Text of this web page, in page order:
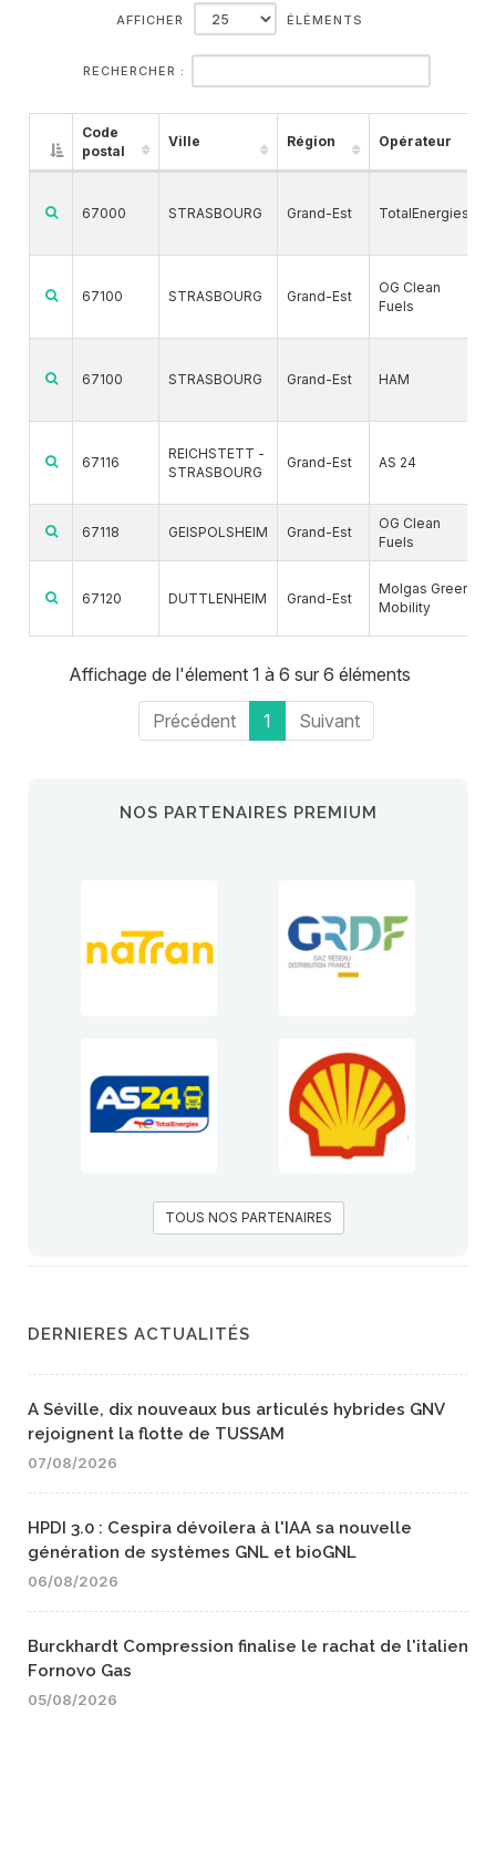
AFFICHER ÉLÉMENTS
RECHERCHER :
Code
postal
Ville Région Opérateur
67000 STRASBOURG Grand-Est TotalEnergies
67100 STRASBOURG Grand-Est
OG Clean
Fuels
67100 STRASBOURG Grand-Est HAM
67116
REICHSTETT -
STRASBOURG
Grand-Est AS 24
67118 GEISPOLSHEIM Grand-Est
OG Clean
Fuels
67120 DUTTLENHEIM Grand-Est
Molgas Green
Mobility
Affichage de l'élement 1 à 6 sur 6 éléments
Précédent 1 Suivant
NOS PARTENAIRES PREMIUM
TOUS NOS PARTENAIRES
DERNIERES ACTUALITÉS
A Séville, dix nouveaux bus articulés hybrides GNV
rejoignent la flotte de TUSSAM
07/08/2026
HPDI 3.0 : Cespira dévoilera à l'IAA sa nouvelle
génération de systèmes GNL et bioGNL
06/08/2026
Burckhardt Compression finalise le rachat de l'italien
Fornovo Gas
05/08/2026